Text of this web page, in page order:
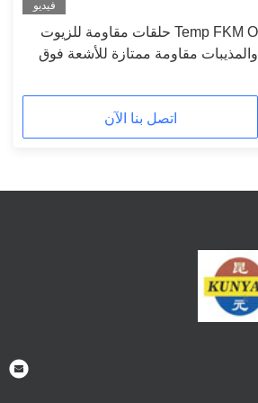
فيديو
Temp FKM O حلقات مقاومة للزيوت
والمذيبات مقاومة ممتازة للأشعة فوق
اتصل بنا الآن